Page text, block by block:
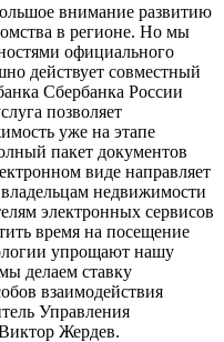
внимание развитию
в регионе. Но мы
официального
действует совместный
Сбербанка России
позволяет
уже на этапе
пакет документов
виде направляет
недвижимости
электронных сервисов
время на посещение
упрощают нашу
делаем ставку
взаимодействия
Управления
Жердев.